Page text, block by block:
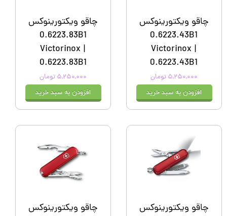
چاقو ویکتورینوکس
0.6223.43B1
Victorinox |
0.6223.43B1
۵,۲۵۰,۰۰۰ تومان
افزودن به سبد خرید
چاقو ویکتورینوکس
0.6223.83B1
Victorinox |
0.6223.83B1
۵,۲۵۰,۰۰۰ تومان
افزودن به سبد خرید
چاقو ویکتورینوکس
چاقو ویکتورینوکس